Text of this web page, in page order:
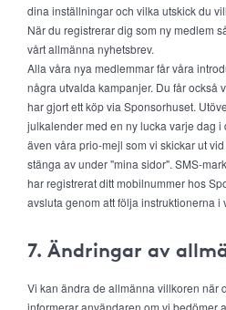
dina inställningar och vilka utskick du
När du registrerar dig som ny medlem
vårt allmänna nyhetsbrev.
Alla våra nya medlemmar får våra
några utvalda kampanjer. Du får också
har gjort ett köp via Sponsorhuset.
julkalender med en ny lucka varje dag
även våra prio-mejl som vi skickar ut
stänga av under "mina sidor". SMS-
har registrerat ditt mobilnummer hos
avsluta genom att följa instruktionerna i
7. Ändringar av
Vi kan ändra de allmänna villkoren när
informerar användaren om vi bedömer